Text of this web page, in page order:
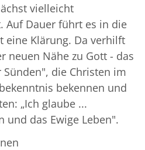
vielleicht
Auf Dauer führt es in die
eine Klärung. Da verhilft
neuen Nähe zu Gott - das
Sünden", die Christen im
bekennen und
„Ich glaube ...
und das Ewige Leben".